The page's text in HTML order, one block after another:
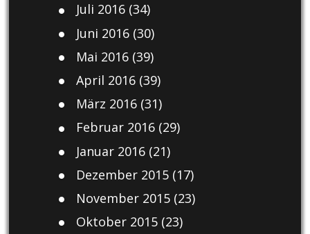
Juli 2016(34)
Juni 2016(30)
Mai 2016(39)
April 2016(39)
März 2016(31)
Februar 2016(29)
Januar 2016(21)
Dezember 2015(17)
November 2015(23)
Oktober 2015(23)